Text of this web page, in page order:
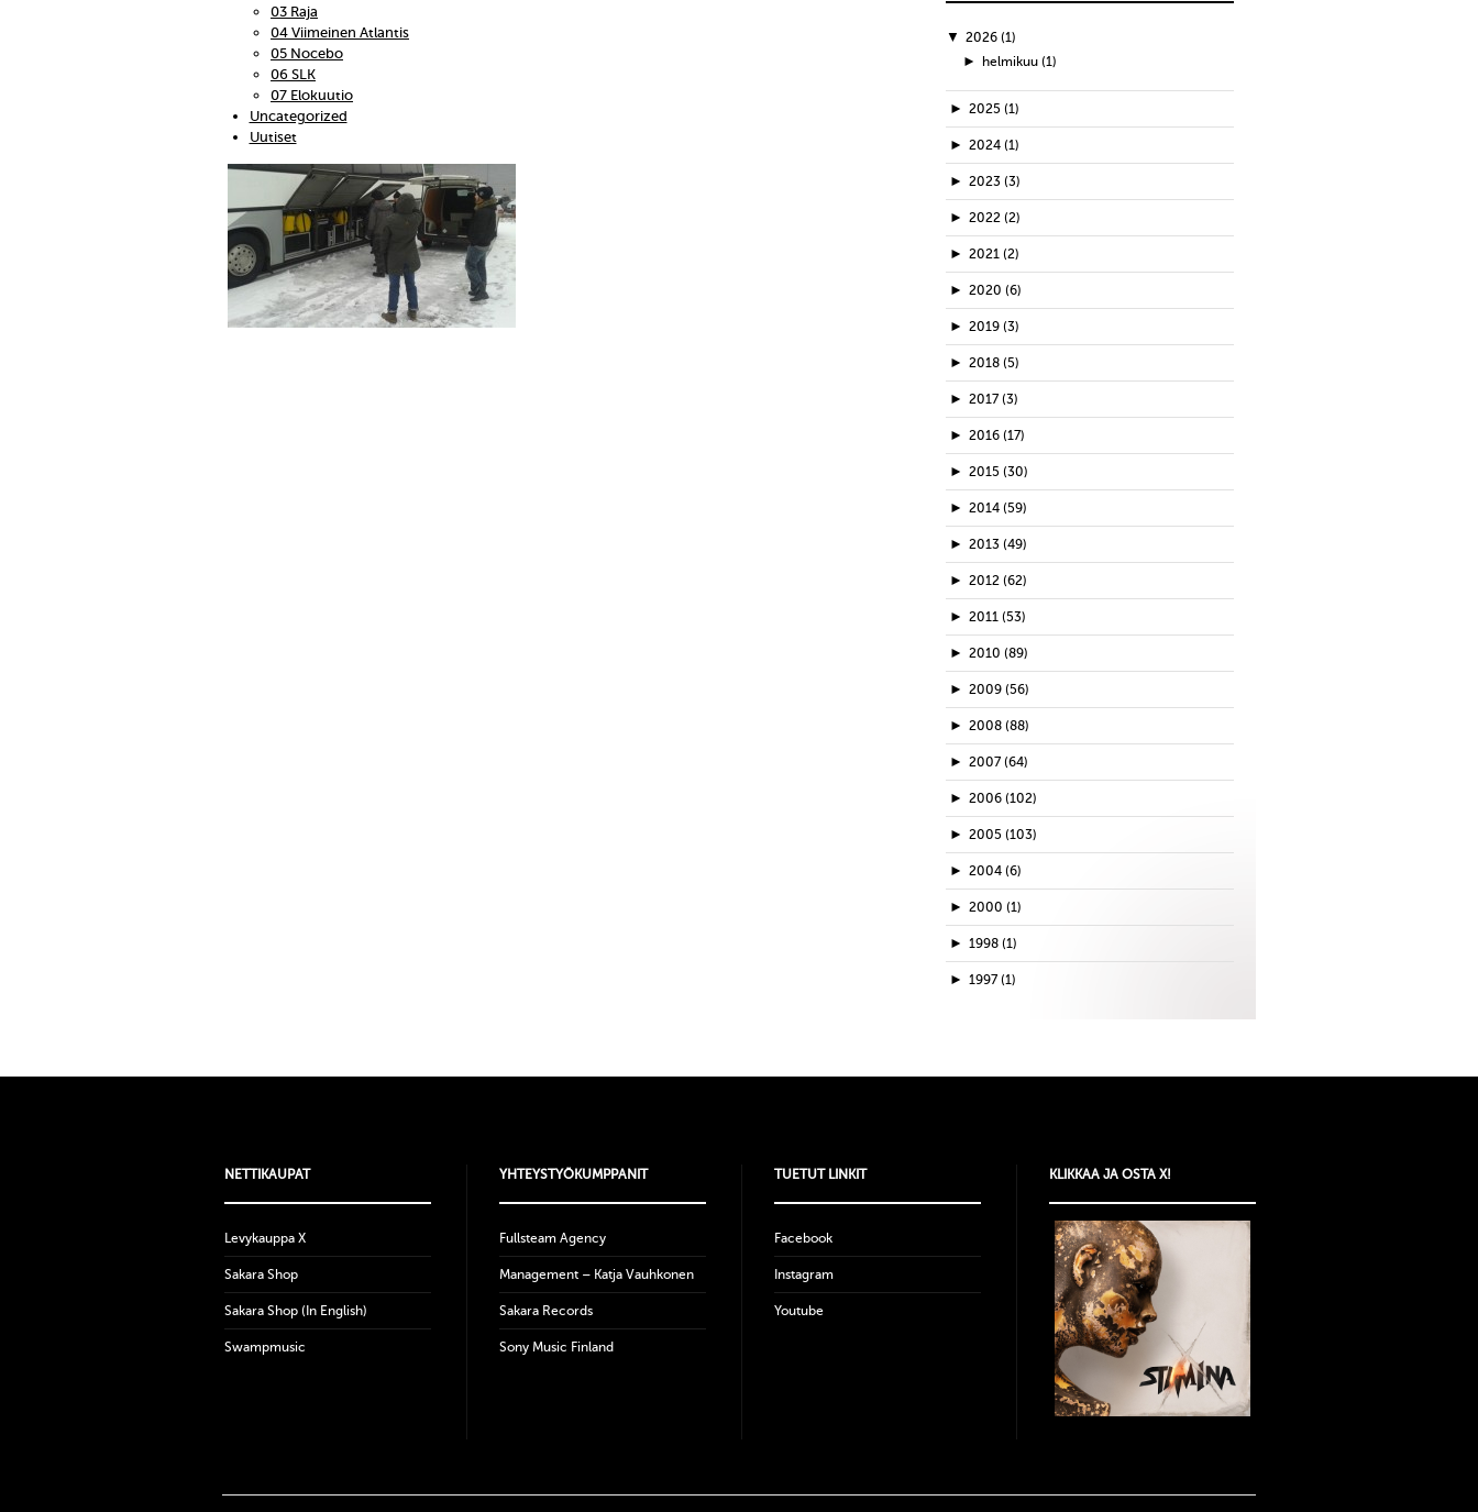
03 Raja
04 Viimeinen Atlantis
05 Nocebo
06 SLK
07 Elokuutio
Uncategorized
Uutiset
▼ 2026 (1)
► helmikuu (1)
► 2025 (1)
► 2024 (1)
► 2023 (3)
► 2022 (2)
► 2021 (2)
► 2020 (6)
► 2019 (3)
► 2018 (5)
► 2017 (3)
► 2016 (17)
► 2015 (30)
► 2014 (59)
► 2013 (49)
► 2012 (62)
► 2011 (53)
► 2010 (89)
► 2009 (56)
► 2008 (88)
► 2007 (64)
► 2006 (102)
► 2005 (103)
► 2004 (6)
► 2000 (1)
► 1998 (1)
► 1997 (1)
NETTIKAUPAT
Levykauppa X
Sakara Shop
Sakara Shop (In English)
Swampmusic
YHTEYSTYÖKUMPPANIT
Fullsteam Agency
Management – Katja Vauhkonen
Sakara Records
Sony Music Finland
TUETUT LINKIT
Facebook
Instagram
Youtube
KLIKKAA JA OSTA X!